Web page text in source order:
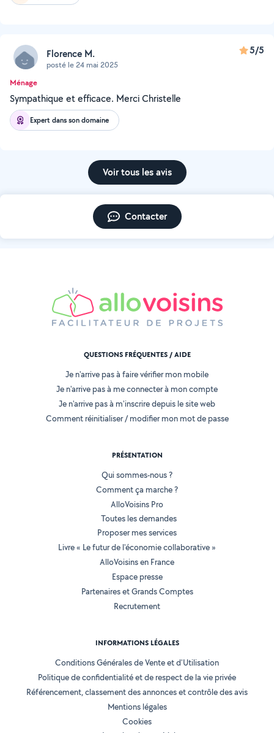
Florence M.
posté le 24 mai 2025
5/5
Ménage
Sympathique et efficace. Merci Christelle
Expert dans son domaine
Voir tous les avis
Contacter
QUESTIONS FRÉQUENTES / AIDE
Je n'arrive pas à faire vérifier mon mobile
Je n'arrive pas à me connecter à mon compte
Je n'arrive pas à m'inscrire depuis le site web
Comment réinitialiser / modifier mon mot de passe
PRÉSENTATION
Qui sommes-nous ?
Comment ça marche ?
AlloVoisins Pro
Toutes les demandes
Proposer mes services
Livre « Le futur de l'économie collaborative »
AlloVoisins en France
Espace presse
Partenaires et Grands Comptes
Recrutement
INFORMATIONS LÉGALES
Conditions Générales de Vente et d'Utilisation
Politique de confidentialité et de respect de la vie privée
Référencement, classement des annonces et contrôle des avis
Mentions légales
Cookies